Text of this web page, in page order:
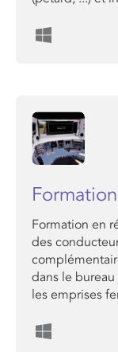
Formation en
des
dans le
les emprises